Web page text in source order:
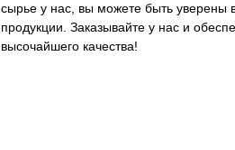
сырье у нас, вы можете быть уверены
продукции. Заказывайте у нас и
высочайшего качества!